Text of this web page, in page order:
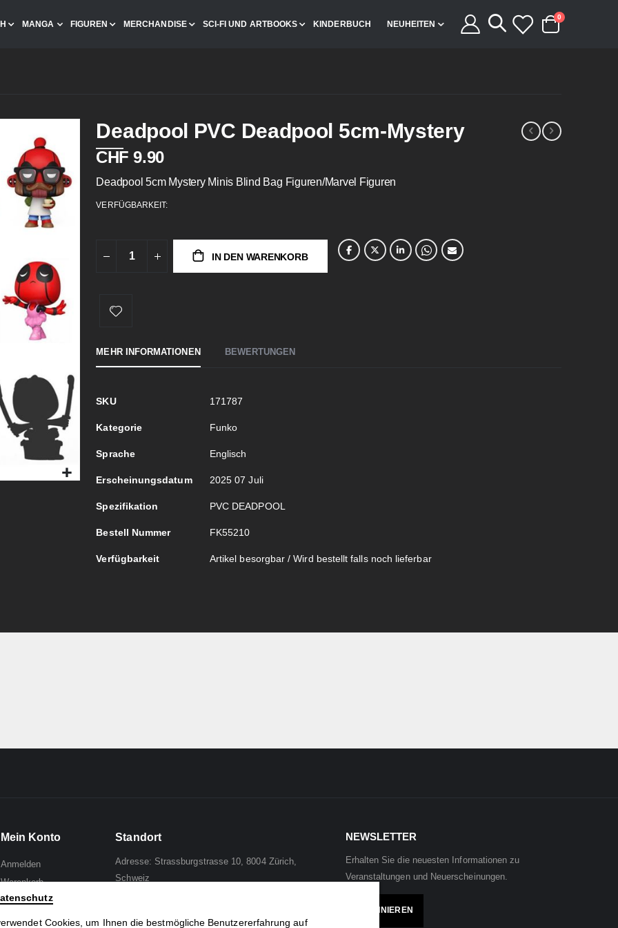
MANGA FIGUREN MERCHANDISE SCI-FI UND ARTBOOKS KINDERBUCH NEUHEITEN
Cart
0 Artikel
Deadpool PVC Deadpool 5cm-Mystery
CHF 9.90
Deadpool 5cm Mystery Minis Blind Bag Figuren/Marvel Figuren
VERFÜGBARKEIT:
IN DEN WARENKORB
MEHR INFORMATIONEN
Mehr
SKU 171787
Kategorie Funko
Sprache Englisch
Erscheinungsdatum 2025 07 Juli
Spezifikation PVC DEADPOOL
Bestell Nummer FK55210
Verfügbarkeit Artikel besorgbar / Wird bestellt falls noch lieferbar
BEWERTUNGEN
Mein Konto
Anmelden
Warenkorb
Wunschliste
Zur Kasse
Standort
Adresse: Strassburgstrasse 10, 8004 Zürich,
Schweiz
Tel: +41 44 241 96 95
NEWSLETTER
Erhalten Sie die neuesten Informationen zu
Veranstaltungen und Neuerscheinungen.
ABONNIEREN
Cookies, um Ihnen die bestmögliche Benutzererfahrung auf